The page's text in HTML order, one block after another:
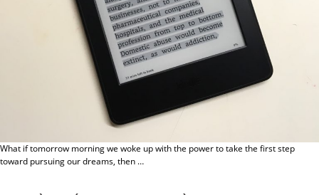
What if tomorrow morning we woke up with the power to take the first step
toward pursuing our dreams, then …